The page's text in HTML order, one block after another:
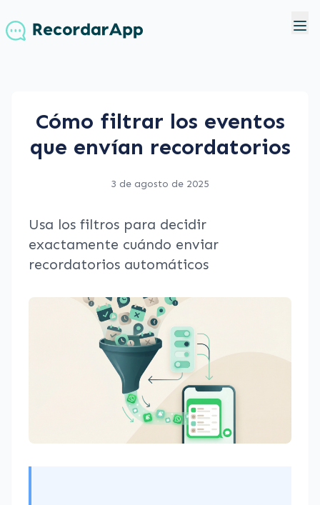
Cómo filtrar los eventos
que envían recordatorios
3 de agosto de 2025
Usa los filtros para decidir
exactamente cuándo enviar
recordatorios automáticos